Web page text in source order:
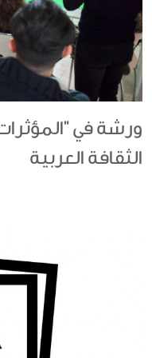
ورشة في
الثقافة العربية